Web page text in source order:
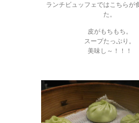
ランチビュッフェではこちらが
た。
皮がもちもち。
スープたっぷり。
美味し～！！！